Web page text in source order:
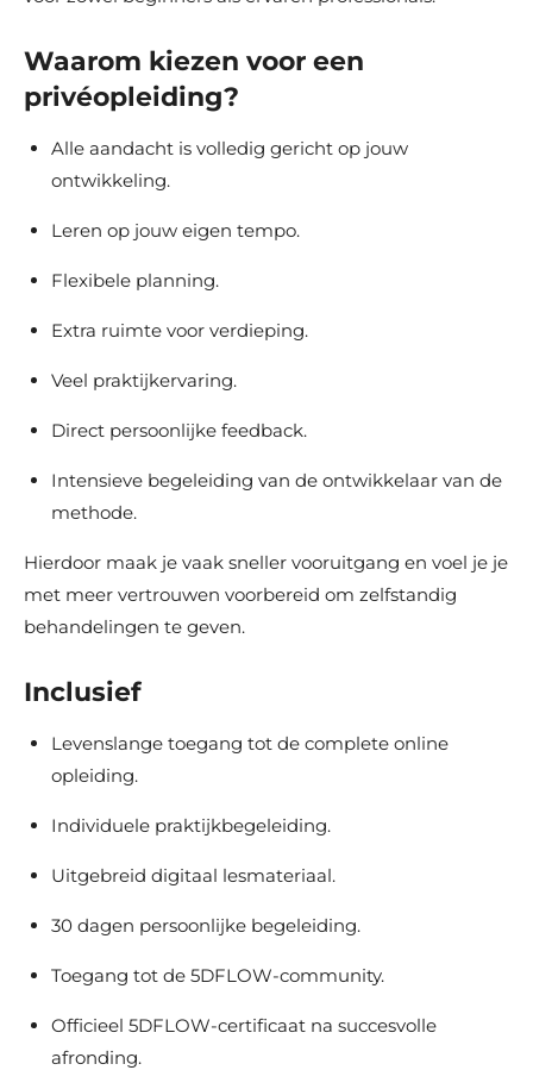
Waarom kiezen voor een
privéopleiding?
Alle aandacht is volledig gericht op jouw
ontwikkeling.
Leren op jouw eigen tempo.
Flexibele planning.
Extra ruimte voor verdieping.
Veel praktijkervaring.
Direct persoonlijke feedback.
Intensieve begeleiding van de ontwikkelaar van de
methode.
Hierdoor maak je vaak sneller vooruitgang en voel je je
met meer vertrouwen voorbereid om zelfstandig
behandelingen te geven.
Inclusief
Levenslange toegang tot de complete online
opleiding.
Individuele praktijkbegeleiding.
Uitgebreid digitaal lesmateriaal.
30 dagen persoonlijke begeleiding.
Toegang tot de 5DFLOW-community.
Officieel 5DFLOW-certificaat na succesvolle
afronding.